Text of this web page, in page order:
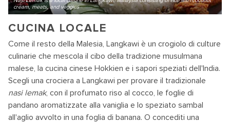
cream, meats, and veggies
CUCINA LOCALE
Come il resto della Malesia, Langkawi è un crogiolo di culture
culinarie che mescola il cibo della tradizione musulmana
malese, la cucina cinese Hokkien e i sapori speziati dell'India.
Scegli una crociera a Langkawi per provare il tradizionale
nasi lemak, con il profumato riso al cocco, le foglie di
pandano aromatizzate alla vaniglia e lo speziato sambal
all'aglio avvolto in una foglia di banana. O concediti una